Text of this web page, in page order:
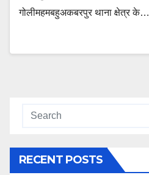
गोलीमहमबहुअकबरपुर थाना क्षेत्र के…
RECENT POSTS